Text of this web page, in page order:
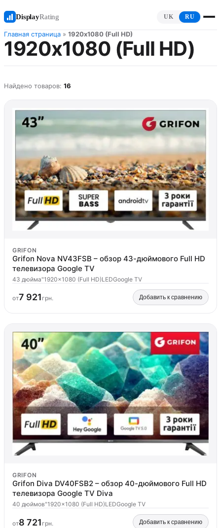
DisplayRating UK RU
Главная страница » 1920x1080 (Full HD)
1920x1080 (Full HD)
Найдено товаров: 16
GRIFON
Grifon Nova NV43FSB – обзор 43-дюймового Full HD
телевизора Google TV
43 дюйма"1920x1080 (Full HD)LEDGoogle TV
от7 921 грн. Добавить к сравнению
GRIFON
Grifon Diva DV40FSB2 – обзор 40-дюймового Full HD
телевизора Google TV Diva
40 дюймов"1920x1080 (Full HD)LEDGoogle TV
от8 721 грн. Добавить к сравнению